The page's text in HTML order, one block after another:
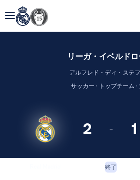
リーガ・イベルドロ
アルフレド・ディ・ステ
サッカー · トップチーム ·
2 - 1
終了